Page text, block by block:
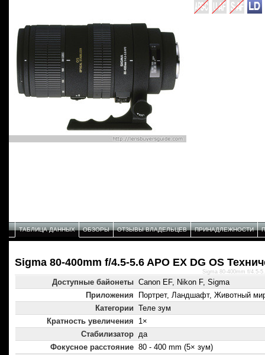
ТАБЛИЦА ДАННЫХ ОБЗОРЫ ОТЗЫВЫ ВЛАДЕЛЬЦЕВ ПРИНАДЛЕЖНОСТИ
Sigma 80-400mm f/4.5-5.6 APO EX DG OS
Доступные байонеты Canon EF, Nikon F, Sigma
Приложения
Портрет, Ландшафт, Животный
Категории Теле зум
Кратность увеличения
1×
Стабилизатор да
Фокусное расстояние 80 - 400 mm (5× зум)
Sigma 80-400mm f/4.5-